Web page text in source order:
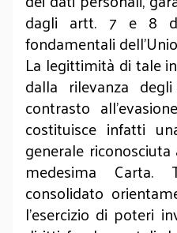
dagli artt. 7 e 8
fondamentali
La legittimità di tale
dalla rilevanza
contrasto
costituisce infatti
generale
medesima Carta.
consolidato
l'esercizio di poteri